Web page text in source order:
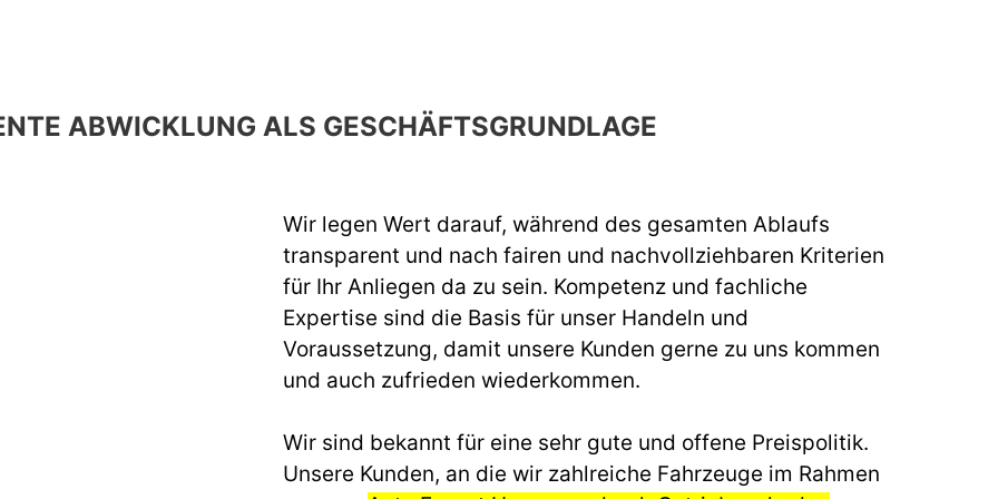
ABWICKLUNG ALS GESCHÄFTSGRUNDLAGE
Wir legen Wert darauf, während des gesamten Ablaufs
transparent und nach fairen und nachvollziehbaren Kriterien
für Ihr Anliegen da zu sein. Kompetenz und fachliche
Expertise sind die Basis für unser Handeln und
Voraussetzung, damit unsere Kunden gerne zu uns kommen
und auch zufrieden wiederkommen.
Wir sind bekannt für eine sehr gute und offene Preispolitik.
Unsere Kunden, an die wir zahlreiche Fahrzeuge im Rahmen